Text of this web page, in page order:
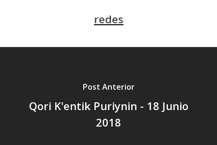
redes
Post Anterior
Qori K'entik Puriynin - 18 Junio
2018